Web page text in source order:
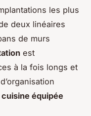
les plus
deux linéaires
de murs
est
à la fois longs et
cuisine équipée